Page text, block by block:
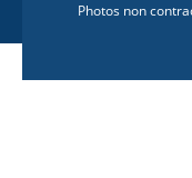
Photos non